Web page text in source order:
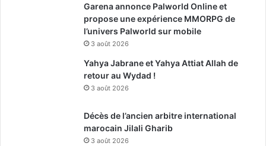
Garena annonce Palworld Online et
propose une expérience MMORPG de
l’univers Palworld sur mobile
3 août 2026
Yahya Jabrane et Yahya Attiat Allah de
retour au Wydad !
3 août 2026
Décès de l’ancien arbitre international
marocain Jilali Gharib
3 août 2026